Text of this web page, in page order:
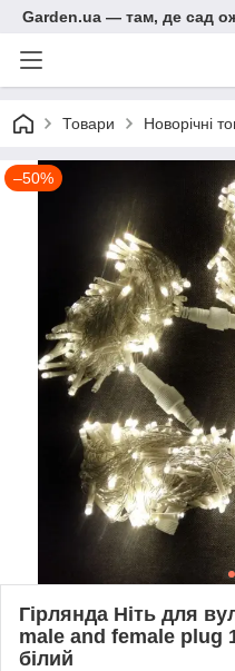
Garden.ua — там, де сад
Товари Новорічні
–50%
Гірлянда Ніть для
male and female plug
білий